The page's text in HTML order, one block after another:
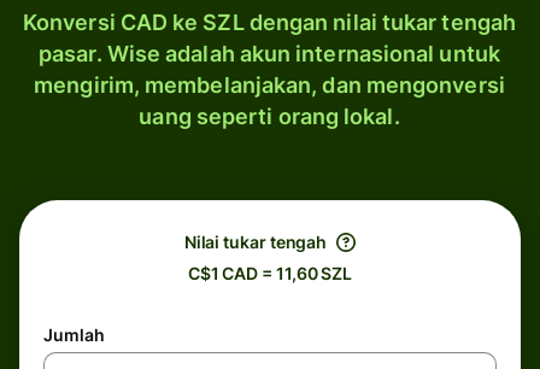
Konversi CAD ke SZL dengan nilai tukar tengah
pasar. Wise adalah akun internasional untuk
mengirim, membelanjakan, dan mengonversi
uang seperti orang lokal.
Nilai tukar tengah
C$1 CAD = 11,60 SZL
Jumlah